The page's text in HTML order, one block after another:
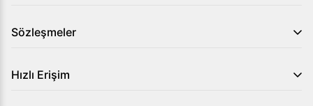
Sözleşmeler
Hızlı Erişim